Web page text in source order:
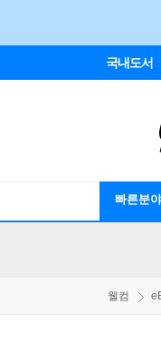
국내도서
빠른분
웰컴